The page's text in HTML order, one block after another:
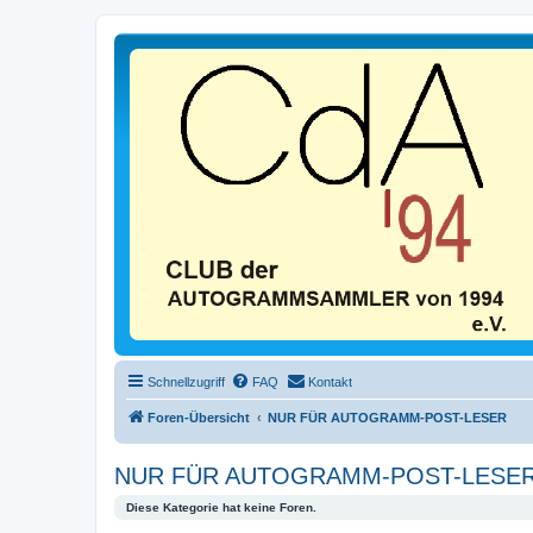
Schnellzugriff FAQ Kontakt
Foren-Übersicht NUR FÜR AUTOGRAMM-POST-LESER
NUR FÜR AUTOGRAMM-POST-
Diese Kategorie hat keine Foren.